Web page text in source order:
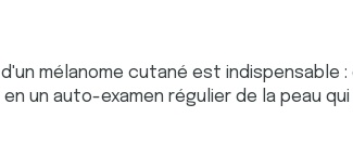
mélanome cutané est indispensable
un auto-examen régulier de la peau